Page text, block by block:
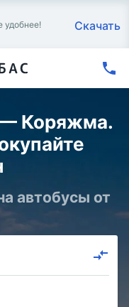
удобнее!
Скачать
Коряжма.
автобусы от